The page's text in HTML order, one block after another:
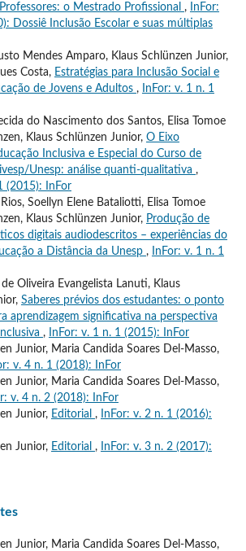
o Mestrado Profissional ,
InFor:
Dossiê Inclusão Escolar e suas múltiplas
Mendes Amparo, Klaus Schlünzen Junior,
Costa, Estratégias para Inclusão Social e
de Jovens e Adultos ,
InFor: v. 1 n. 1
do Nascimento dos Santos, Elisa Tomoe
Klaus Schlünzen Junior, O Eixo
Inclusiva e Especial do Curso de
Unesp: análise quanti-qualitativa ,
(2015): InFor
Soellyn Elene Bataliotti, Elisa Tomoe
Klaus Schlünzen Junior, Produção de
digitais audiodescritos – experiências do
a Distância da Unesp ,
InFor: v. 1 n. 1
Oliveira Evangelista Lanuti, Klaus
Saberes prévios dos estudantes: o ponto
aprendizagem significativa na perspectiva
,
InFor: v. 1 n. 1 (2015): InFor
Junior, Maria Candida Soares Del-Masso,
v. 4 n. 1 (2018): InFor
Junior, Maria Candida Soares Del-Masso,
v. 4 n. 2 (2018): InFor
Junior, Editorial ,
InFor: v. 2 n. 1 (2016):
Junior, Editorial ,
InFor: v. 3 n. 2 (2017):
Junior, Maria Candida Soares Del-Masso,